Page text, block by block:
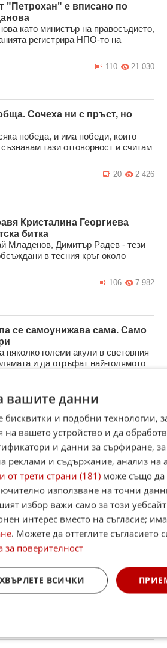
"Петрохан" е вписано по
като министър на правосъдието,
регистрира НПО-то на
21 030
110
Сочеха ни с пръст, но
победа, и има победи, които
тази отговорност и считам
2 426
20
Кристалина Георгиева
битка
Младенов, Димитър Радев - тези
в тесния кръг около
7 982
106
се самоунижава сама. Само
големи акули в световния
и да отръфат най-голямото
ми капацитет да
няколко въпроса
в bTV (Лице в лице), което
публичен интерес и отзвук,
6 598
събота, от 11.00 ч., в Народния
прощаваме ...
7 847
37
вашите данни
и подобни технологии,
вашето устройство и да
и данни за сърфиране,
реклами и съдържание, анализ на
от трети страни (181) може също да
използване на точни
избор важи само за този
интерес вместо на съгласие;
. Можете да оттеглите съгласието
за поверителност
ВСИЧКИ